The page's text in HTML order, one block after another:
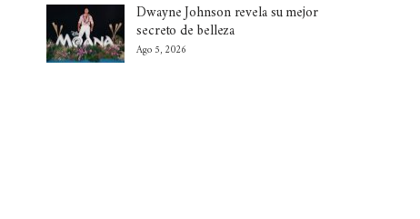
Dwayne Johnson revela su mejor
secreto de belleza
Ago 5, 2026